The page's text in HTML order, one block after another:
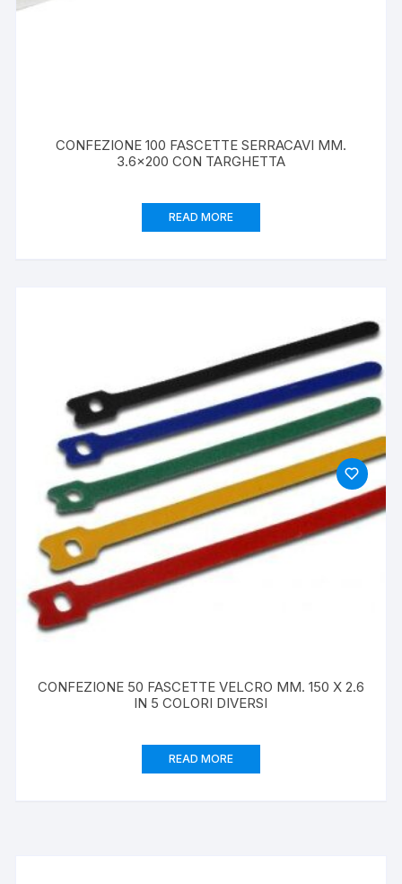
CONFEZIONE 100 FASCETTE SERRACAVI MM.
3.6×200 CON TARGHETTA
READ MORE
CONFEZIONE 50 FASCETTE VELCRO MM. 150 X 2.6
IN 5 COLORI DIVERSI
READ MORE